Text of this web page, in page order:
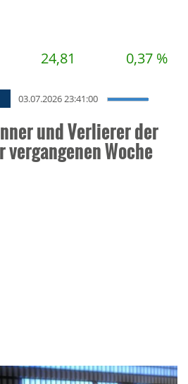
24,81 0,37 %
03.07.2026 23:41:00
und Verlierer der
vergangenen Woche